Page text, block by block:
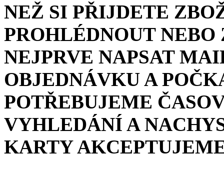
NEŽ SI PŘIJDETE
PROHLÉDNOUT
NEJPRVE NAPSAT
OBJEDNÁVKU A
POTŘEBUJEME
VYHLEDÁNÍ A
KARTY